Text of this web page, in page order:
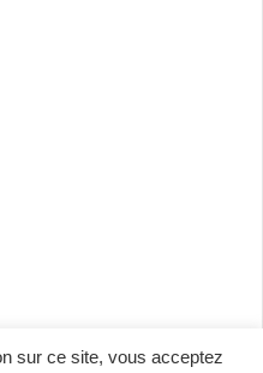
sur ce site, vous acceptez